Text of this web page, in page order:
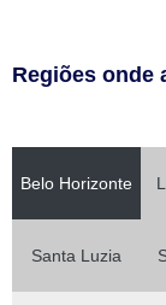
Regiões onde
Belo Horizonte
Santa Luzia